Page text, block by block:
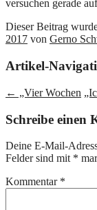
versuchen gerade
Dieser Beitrag
2017 von Gerno
Artikel-
← „Vier Wochen
Schreibe einen
Deine E-Mail-
Felder sind mit *
Kommentar *